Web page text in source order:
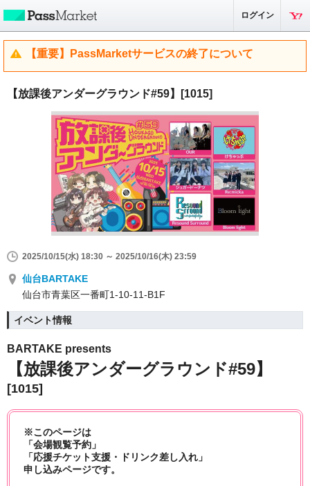
ログイン
【重要】PassMarketサービスの終了について
【放課後アンダーグラウンド#59】[1015]
2025/10/15(水) 18:30 ～ 2025/10/16(木) 23:59
仙台BARTAKE
仙台市青葉区一番町1-10-11-B1F
イベント情報
BARTAKE presents
【放課後アンダーグラウンド#59】
[1015]
※このページは
「会場観覧予約」
「応援チケット支援・ドリンク差し入れ」
申し込みページです。